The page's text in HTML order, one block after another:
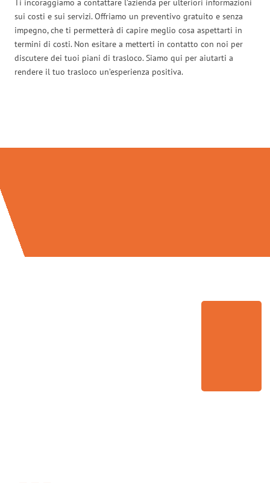
Ti incoraggiamo a contattare l’azienda per ulteriori informazioni
sui costi e sui servizi. Offriamo un preventivo gratuito e senza
impegno, che ti permetterà di capire meglio cosa aspettarti in
termini di costi. Non esitare a metterti in contatto con noi per
discutere dei tuoi piani di trasloco. Siamo qui per aiutarti a
rendere il tuo trasloco un’esperienza positiva.